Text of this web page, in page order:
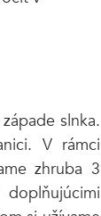
slnka.
V rámci
zhruba 3